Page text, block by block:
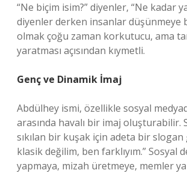
“Ne biçim isim?” diyenler, “Ne kadar
diyenler derken insanlar düşünmeye
olmak çoğu zaman korkutucu, ama
yaratması açısından kıymetli.
Genç ve Dinamik İmaj
Abdülhey ismi, özellikle sosyal
arasında havalı bir imaj oluşturabilir.
sıkılan bir kuşak için adeta bir slogan
klasik değilim, ben farklıyım.” Sosyal
yapmaya, mizah üretmeye, memler